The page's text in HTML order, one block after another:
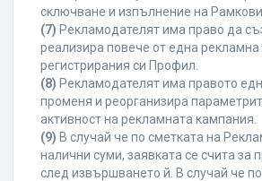
сключване и изпълнение на
(7) Рекламодателят има право да
реализира повече от една
регистрирания си Профил.
(8) Рекламодателят има правото
променя и реорганизира
активност на рекламната кампания.
(9) В случай че по сметката на
налични суми, заявката се счита за
след извършването й. В случай че